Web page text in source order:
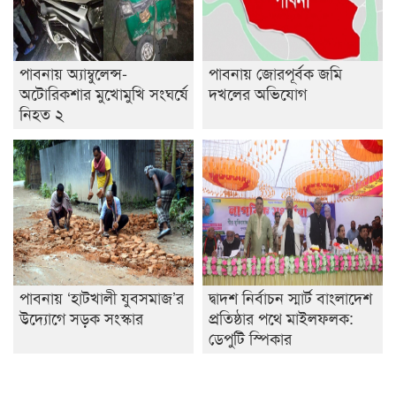
পাবনায় অ্যাম্বুলেন্স-
অটোরিকশার মুখোমুখি সংঘর্ষে
নিহত ২
পাবনায় জোরপূর্বক জমি
দখলের অভিযোগ
পাবনায় ‘হাটখালী যুবসমাজ’র
উদ্যোগে সড়ক সংস্কার
দ্বাদশ নির্বাচন স্মার্ট বাংলাদেশ
প্রতিষ্ঠার পথে মাইলফলক:
ডেপুটি স্পিকার